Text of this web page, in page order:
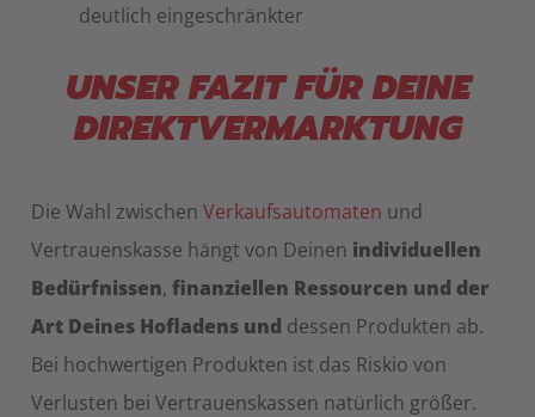
deutlich eingeschränkter
UNSER FAZIT FÜR DEINE
DIREKTVERMARKTUNG
Die Wahl zwischen Verkaufsautomaten und
Vertrauenskasse hängt von Deinen individuellen
Bedürfnissen, finanziellen Ressourcen und der
Art Deines Hofladens und dessen Produkten ab.
Bei hochwertigen Produkten ist das Riskio von
Verlusten bei Vertrauenskassen natürlich größer.